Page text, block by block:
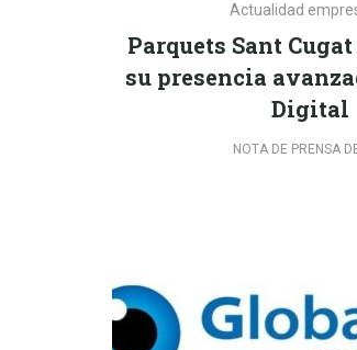
Actualidad
Parquets Sant
su presencia
Digital
NOTA DE PRENSA